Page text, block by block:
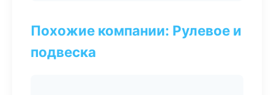
Похожие компании: Рулевое и
подвеска